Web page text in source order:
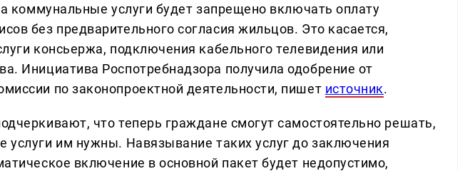
коммунальные услуги будет запрещено включать оплату
без предварительного согласия жильцов. Это касается,
консьержа, подключения кабельного телевидения или
Инициатива Роспотребнадзора получила одобрение от
по законопроектной деятельности, пишет источник.
что теперь граждане смогут самостоятельно решать,
услуги им нужны. Навязывание таких услуг до заключения
включение в основной пакет будет недопустимо,